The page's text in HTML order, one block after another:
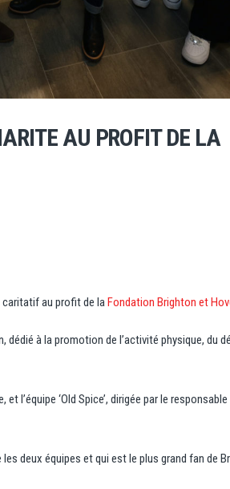
AU PROFIT DE LA
caritatif au profit de laFondation Brighton et
à la promotion de l’activité physique, du
et l’équipe ‘Old Spice’, dirigée par le
deux équipes et qui est le plus grand fan de